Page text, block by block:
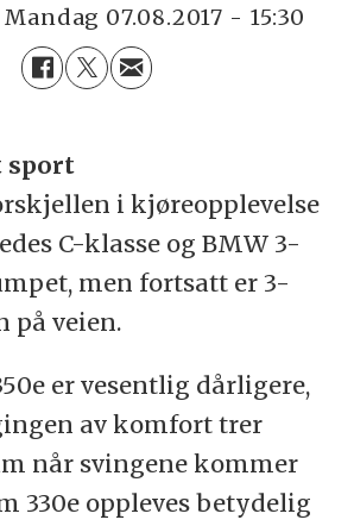
mandag 07.08.2017 - 15:30
sport
i kjøreopplevelse
C-klasse og BMW 3-
men fortsatt er 3-
på veien.
er vesentlig dårligere,
av komfort trer
når svingene kommer
330e oppleves betydelig